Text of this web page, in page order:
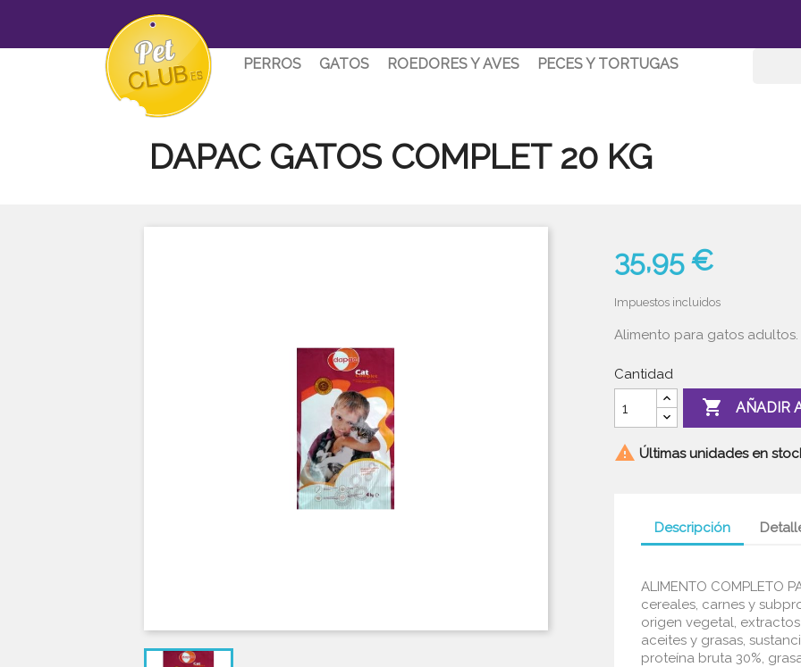
PERROS GATOS ROEDORES Y AVES PECES Y TORTUGAS
DAPAC GATOS COMPLET 20 KG
35,95 €
Impuestos incluidos
Alimento para gatos adultos.
Cantidad
 AÑADIR
 Últimas unidades en
Descripción
ALIMENTO COMPLETO
cereales, carnes y
origen vegetal,
aceites y grasas,
proteína bruta 30%,